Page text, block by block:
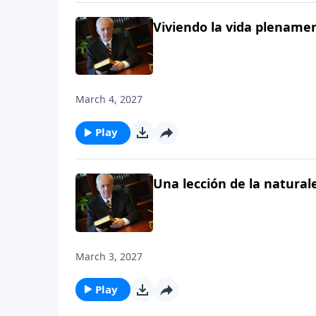
Viviendo la vida
March 4, 2027
Play
Una lección de la
March 3, 2027
Play